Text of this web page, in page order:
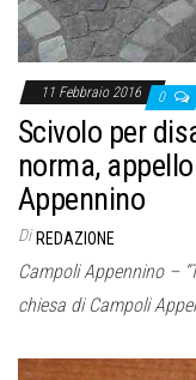
11 Febbraio 2016 0
Scivolo per
norma,
Appennino
Di REDAZIONE
Campoli Appennino –
chiesa di Campoli